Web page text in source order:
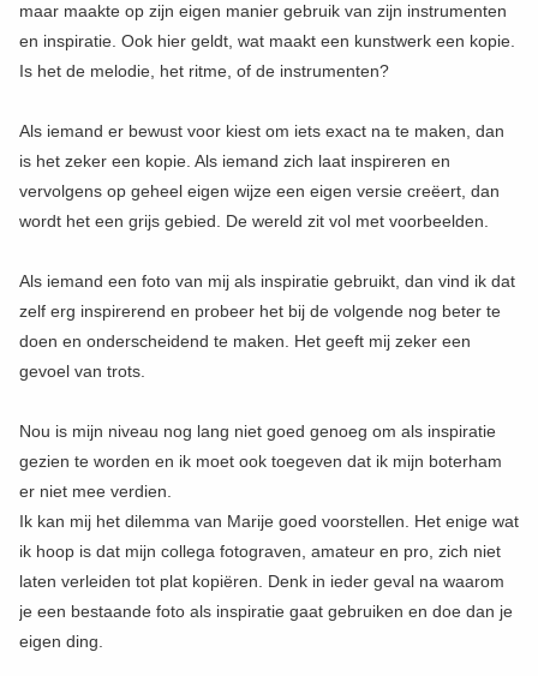
maar maakte op zijn eigen manier gebruik van zijn instrumenten
en inspiratie. Ook hier geldt, wat maakt een kunstwerk een kopie.
Is het de melodie, het ritme, of de instrumenten?
Als iemand er bewust voor kiest om iets exact na te maken, dan
is het zeker een kopie. Als iemand zich laat inspireren en
vervolgens op geheel eigen wijze een eigen versie creëert, dan
wordt het een grijs gebied. De wereld zit vol met voorbeelden.
Als iemand een foto van mij als inspiratie gebruikt, dan vind ik dat
zelf erg inspirerend en probeer het bij de volgende nog beter te
doen en onderscheidend te maken. Het geeft mij zeker een
gevoel van trots.
Nou is mijn niveau nog lang niet goed genoeg om als inspiratie
gezien te worden en ik moet ook toegeven dat ik mijn boterham
er niet mee verdien.
Ik kan mij het dilemma van Marije goed voorstellen. Het enige wat
ik hoop is dat mijn collega fotograven, amateur en pro, zich niet
laten verleiden tot plat kopiëren. Denk in ieder geval na waarom
je een bestaande foto als inspiratie gaat gebruiken en doe dan je
eigen ding.